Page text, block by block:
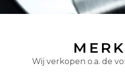
Wij verkopen o.a. de